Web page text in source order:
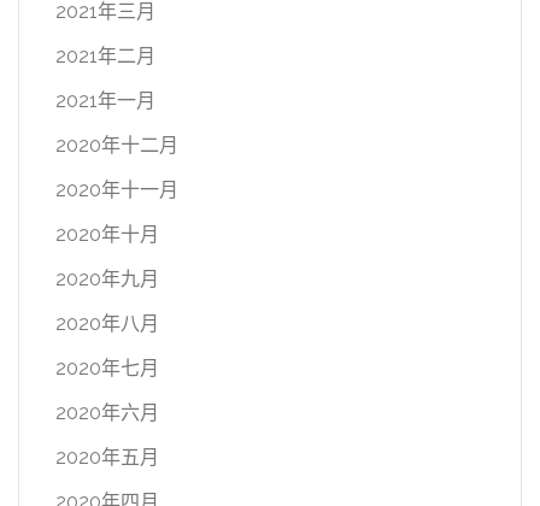
2021年三月
2021年二月
2021年一月
2020年十二月
2020年十一月
2020年十月
2020年九月
2020年八月
2020年七月
2020年六月
2020年五月